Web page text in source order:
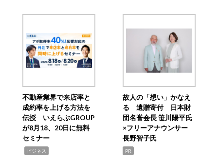
不動産業界で来店率と
成約率を上げる方法を
伝授 いえらぶGROUP
が8月18、20日に無料
セミナー
ビジネス
故人の「想い」かなえ
る 遺贈寄付 日本財
団名誉会長 笹川陽平氏
×フリーアナウンサー
長野智子氏
PR